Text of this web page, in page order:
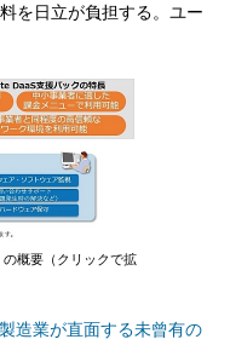
を日立が負担する。ユー
の概要（クリックで拡
造業が直面する未曾有の